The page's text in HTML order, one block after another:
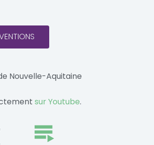
Nouvelle-Aquitaine
sur Youtube.